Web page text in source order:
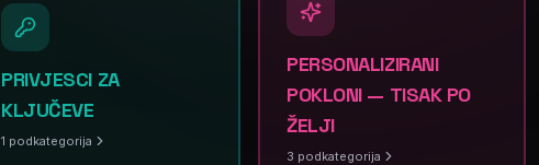
PRIVJESCI ZA
KLJUČEVE
1 podkategorija
PERSONALIZIRANI
POKLONI — TISAK PO
ŽELJI
3 podkategorija